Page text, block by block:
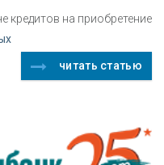
кредитов на приобретение
читать статью